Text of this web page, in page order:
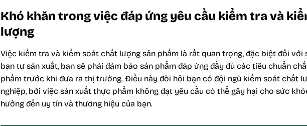
Khó khăn trong việc đáp ứng yêu cầu kiểm tra và
lượng
Việc kiểm tra và kiểm soát chất lượng sản phẩm là rất quan trọng, đặc biệt đối với
bạn tự sản xuất, bạn sẽ phải đảm bảo sản phẩm đáp ứng đầy đủ các tiêu chuẩn
phẩm trước khi đưa ra thị trường. Điều này đòi hỏi bạn có đội ngũ kiểm soát chất
nghiệp, bởi việc sản xuất thực phẩm không đạt yêu cầu có thể gây hại cho sức
hưởng đến uy tín và thương hiệu của bạn.